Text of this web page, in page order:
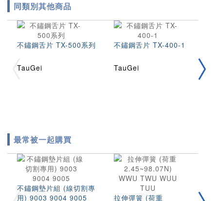
同類別其他商品
不鏽鋼舌片 TX-500系列
TauGei
不鏽鋼舌片 TX-400-1
TauGei
最常被一起購買
不鏽鋼墊片組 (線切割專
用) 9003 9004 9005
拉伸彈簧 (荷重